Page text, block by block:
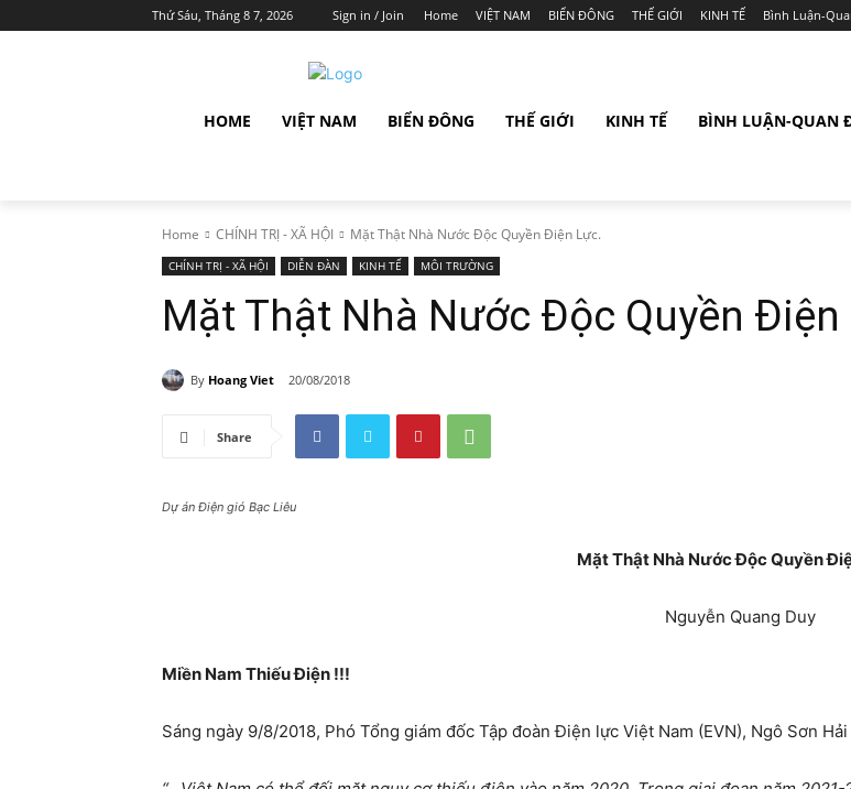
Thứ Sáu, Tháng 8 7, 2026 Sign in / Join Home VIỆT NAM BIỂN ĐÔNG THẾ GIỚI KINH TẾ Bình Luận-
HOME VIỆT NAM BIỂN ĐÔNG THẾ GIỚI KINH TẾ BÌNH LUẬN-QUAN
Home CHÍNH TRỊ - XÃ HỘI Mặt Thật Nhà Nước Độc Quyền Điện Lực.
CHÍNH TRỊ - XÃ HỘI DIỄN ĐÀN KINH TẾ MÔI TRƯỜNG
Mặt Thật Nhà Nước Độc Quyền Điện
By Hoang Viet 20/08/2018
Share
Dự án Điện gió Bạc Liêu
Mặt Thật Nhà Nước Độc Quyền
Nguyễn Quang Duy
Miền Nam Thiếu Điện !!!
Sáng ngày 9/8/2018, Phó Tổng giám đốc Tập đoàn Điện lực Việt Nam (EVN), Ngô Sơn